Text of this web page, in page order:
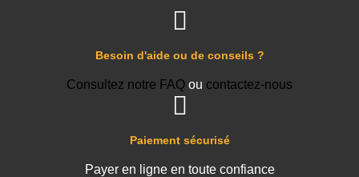
Paiement sécurisé
Payer en ligne en toute confiance
Besoin d'aide ou de conseils ?
Consultez notre FAQ ou contactez-nous